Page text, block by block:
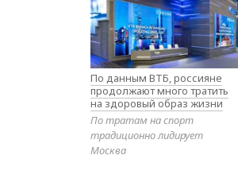
По данным ВТБ, россияне
продолжают много тратить
на здоровый образ жизни
По тратам на спорт
традиционно лидирует
Москва